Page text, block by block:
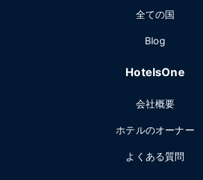
全ての国
Blog
HotelsOne
会社概要
ホテルのオーナー
よくある質問